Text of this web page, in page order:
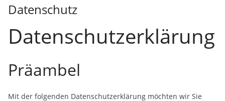
Datenschutz
Datenschutzerklärung
Präambel
Mit der folgenden Datenschutzerklärung möchten wir Sie